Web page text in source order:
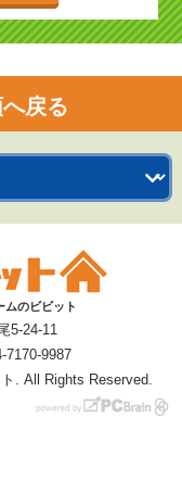
戻る
ムのビビット
5-24-11
9987
. All Rights Reserved.